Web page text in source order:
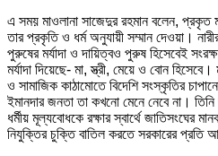
এ সময় মাওলানা সাজেদুর রহমান বলেন, প্রকৃত
তার প্রকৃতি ও ধর্ম অনুযায়ী সম্মান দেওয়া।
পুরুষের মর্যাদা ও দায়িত্বও পুরুষ হিসেবেই
মর্যাদা দিয়েছে- মা, স্ত্রী, মেয়ে ও বোন হিসেবে।
ও সামাজিক কাঠামোতে বিদেশি সংস্কৃতির
ইমানদার জনতা তা কখনো মেনে নেবে না।
ধর্মীয় মূল্যবোধকে রক্ষার স্বার্থে জাতিসংঘের
নিযুক্তির চুক্তি বাতিল করতে সরকারের প্রতি